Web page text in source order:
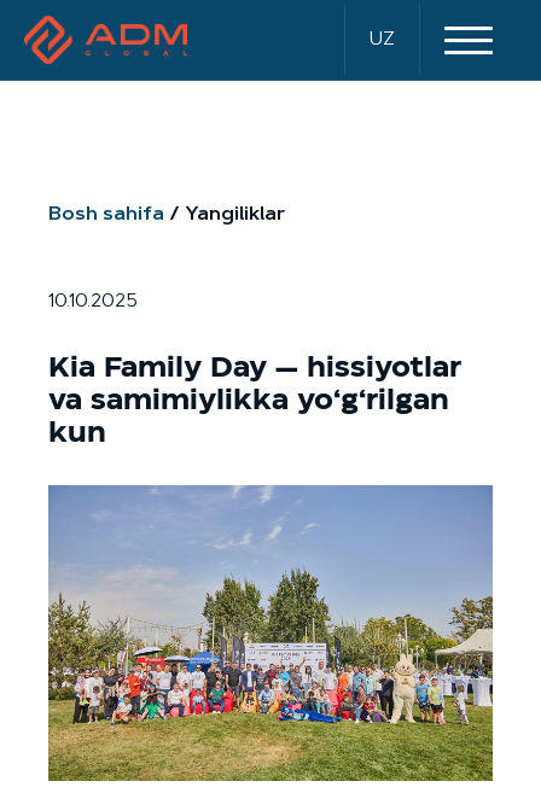
UZ
Bosh sahifa Yangiliklar
10.10.2025
Kia Family Day — hissiyotlar
va samimiylikka yo‘g‘rilgan
kun